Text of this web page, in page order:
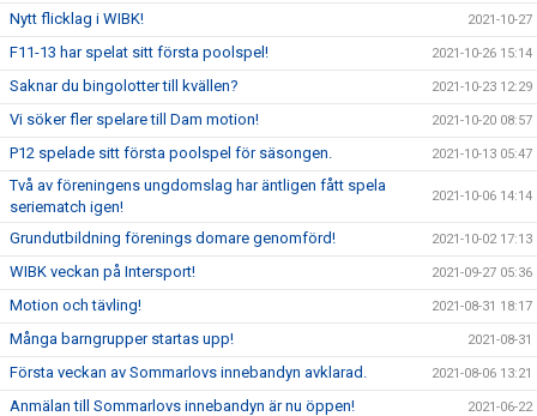
Nytt flicklag i WIBK! 2021-10-27
F11-13 har spelat sitt första poolspel! 2021-10-26 15:14
Saknar du bingolotter till kvällen? 2021-10-23 12:29
Vi söker fler spelare till Dam motion! 2021-10-20 08:57
P12 spelade sitt första poolspel för säsongen. 2021-10-13 05:47
Två av föreningens ungdomslag har äntligen fått spela
seriematch igen!
2021-10-06 14:14
Grundutbildning förenings domare genomförd! 2021-10-02 17:13
WIBK veckan på Intersport! 2021-09-27 05:36
Motion och tävling! 2021-08-31 18:17
Många barngrupper startas upp! 2021-08-31
Första veckan av Sommarlovs innebandyn avklarad. 2021-08-06 13:21
Anmälan till Sommarlovs innebandyn är nu öppen! 2021-06-22